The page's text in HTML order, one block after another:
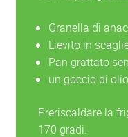
Granella di
Lievito in
Pan grattato
un goccio di
Preriscaldare la
170 gradi.